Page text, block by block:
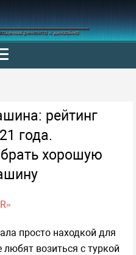
рейтинг
года.
хорошую
просто находкой для
возиться с туркой